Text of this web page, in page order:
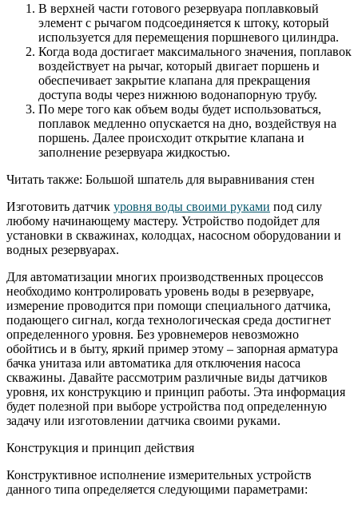
В верхней части готового резервуара поплавковый
элемент с рычагом подсоединяется к штоку, который
используется для перемещения поршневого цилиндра.
Когда вода достигает максимального значения, поплавок
воздействует на рычаг, который двигает поршень и
обеспечивает закрытие клапана для прекращения
доступа воды через нижнюю водонапорную трубу.
По мере того как объем воды будет использоваться,
поплавок медленно опускается на дно, воздействуя на
поршень. Далее происходит открытие клапана и
заполнение резервуара жидкостью.
Читать также: Большой шпатель для выравнивания стен
Изготовить датчик уровня воды своими руками под силу
любому начинающему мастеру. Устройство подойдет для
установки в скважинах, колодцах, насосном оборудовании и
водных резервуарах.
Для автоматизации многих производственных процессов
необходимо контролировать уровень воды в резервуаре,
измерение проводится при помощи специального датчика,
подающего сигнал, когда технологическая среда достигнет
определенного уровня. Без уровнемеров невозможно
обойтись и в быту, яркий пример этому – запорная арматура
бачка унитаза или автоматика для отключения насоса
скважины. Давайте рассмотрим различные виды датчиков
уровня, их конструкцию и принцип работы. Эта информация
будет полезной при выборе устройства под определенную
задачу или изготовлении датчика своими руками.
Конструкция и принцип действия
Конструктивное исполнение измерительных устройств
данного типа определяется следующими параметрами: